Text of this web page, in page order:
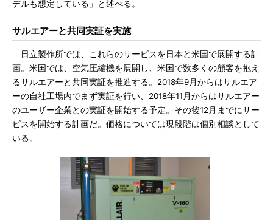
デルも想定している」と述べる。
サルエアーと共同実証を実施
日立製作所では、これらのサービスを日本と米国で展開する計
画。米国では、空気圧縮機を展開し、米国で数多くの顧客を抱え
るサルエアーと共同実証を推進する。2018年9月からはサルエア
ーの自社工場内でまず実証を行い、2018年11月からはサルエアー
のユーザー企業との実証を開始する予定。その後12月までにサー
ビスを開始する計画だ。価格については現段階は個別相談として
いる。